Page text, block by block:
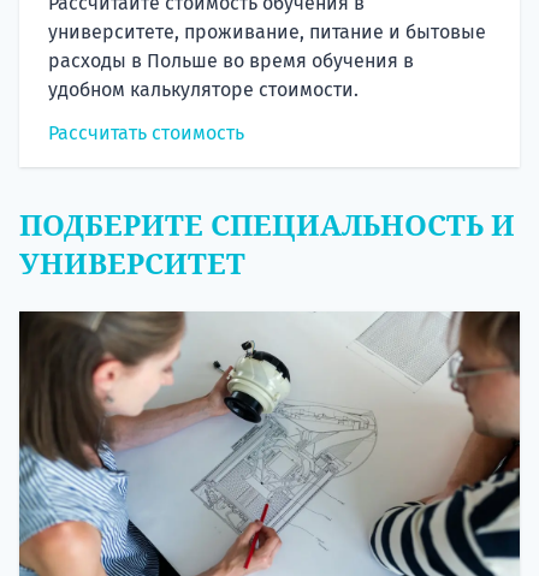
университете, проживание, питание и бытовые
расходы в Польше во время обучения в
удобном калькуляторе стоимости.
Рассчитать стоимость
ПОДБЕРИТЕ СПЕЦИАЛЬНОСТЬ И
УНИВЕРСИТЕТ